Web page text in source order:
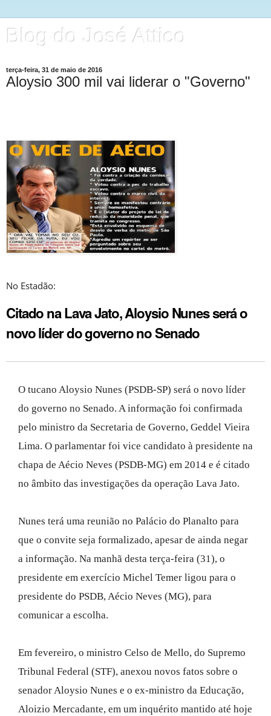
Blog do José Attico
terça-feira, 31 de maio de 2016
Aloysio 300 mil vai liderar o "Governo"
No Estadão:
Citado na Lava Jato, Aloysio Nunes será o
novo líder do governo no Senado
O tucano Aloysio Nunes (PSDB-SP) será o novo líder
do governo no Senado. A informação foi confirmada
pelo ministro da Secretaria de Governo, Geddel Vieira
Lima. O parlamentar foi vice candidato à presidente na
chapa de Aécio Neves (PSDB-MG) em 2014 e é citado
no âmbito das investigações da operação Lava Jato.
Nunes terá uma reunião no Palácio do Planalto para
que o convite seja formalizado, apesar de ainda negar
a informação. Na manhã desta terça-feira (31), o
presidente em exercício Michel Temer ligou para o
presidente do PSDB, Aécio Neves (MG), para
comunicar a escolha.
Em fevereiro, o ministro Celso de Mello, do Supremo
Tribunal Federal (STF), anexou novos fatos sobre o
senador Aloysio Nunes e o ex-ministro da Educação,
Aloizio Mercadante, em um inquérito mantido até hoje